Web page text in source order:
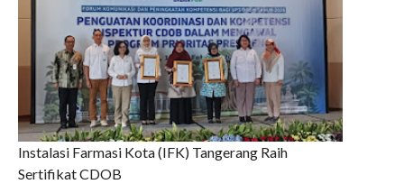
Instalasi Farmasi Kota (IFK) Tangerang Raih
Sertifikat CDOB